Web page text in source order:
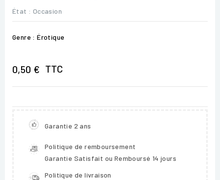
État : Occasion
Genre : Érotique
0,50 € TTC
Garantie 2 ans
Politique de remboursement
Garantie Satisfait ou Remboursé 14 jours
Politique de livraison